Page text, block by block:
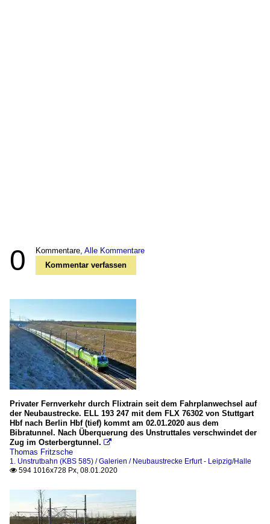
0 Kommentare, Alle Kommentare
Kommentar verfassen
Privater Fernverkehr durch Flixtrain seit dem Fahrplanwechsel auf
der Neubaustrecke. ELL 193 247 mit dem FLX 76302 von Stuttgart
Hbf nach Berlin Hbf (tief) kommt am 02.01.2020 aus dem
Bibratunnel. Nach Überquerung des Unstruttales verschwindet der
Zug im Osterbergtunnel. 
Thomas Fritzsche
1. Unstrutbahn (KBS 585) / Galerien / Neubaustrecke Erfurt - Leipzig/Halle
 594 1016x728 Px, 08.01.2020